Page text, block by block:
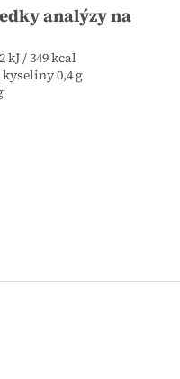
analýzy na
kJ / 349 kcal
0,4 g